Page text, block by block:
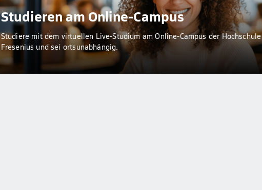
Studieren am Online-Campus
Studiere mit dem virtuellen Live-Studium am Online-Campus der Hochschule
Fresenius und sei ortsunabhängig.